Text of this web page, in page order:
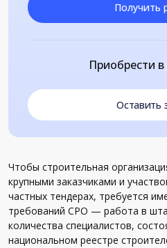
Получить
Приобрести в
Оставить
Чтобы строительная
крупными заказчиками и
частных тендерах, требуется
требований СРО — работа в
количества специалистов,
национальном реестре